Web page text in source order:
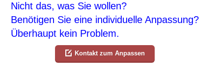
Nicht das, was Sie wollen?
Benötigen Sie eine individuelle Anpassung?
Überhaupt kein Problem.
Kontakt zum Anpassen